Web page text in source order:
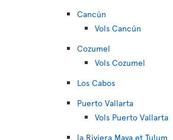
Cancún
Vols Cancún
Cozumel
Vols Cozumel
Los Cabos
Puerto Vallarta
Vols Puerto Vallarta
la Riviera Maya et Tulum